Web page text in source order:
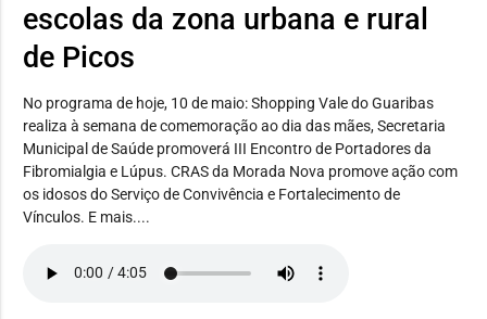
escolas da zona urbana e rural
de Picos
No programa de hoje, 10 de maio: Shopping Vale do Guaribas
realiza à semana de comemoração ao dia das mães, Secretaria
Municipal de Saúde promoverá III Encontro de Portadores da
Fibromialgia e Lúpus. CRAS da Morada Nova promove ação com
os idosos do Serviço de Convivência e Fortalecimento de
Vínculos. E mais....